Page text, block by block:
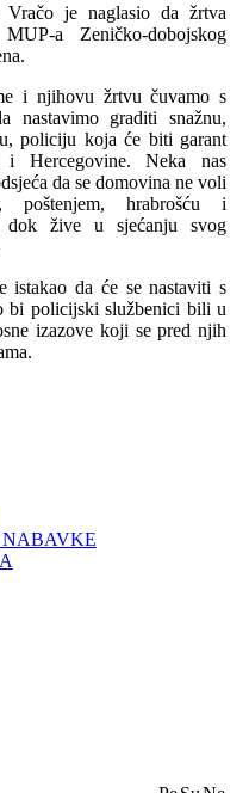
Vračo je naglasio da žrtva
a Zeničko-dobojskog
i njihovu žrtvu čuvamo s
nastavimo graditi snažnu,
policiju koja će biti garant
i Hercegovine. Neka nas
da se domovina ne voli
poštenjem, hrabrošću i
dok žive u sjećanju svog
istakao da će se nastaviti s
bi policijski službenici bili u
izazove koji se pred njih
NABAVKE